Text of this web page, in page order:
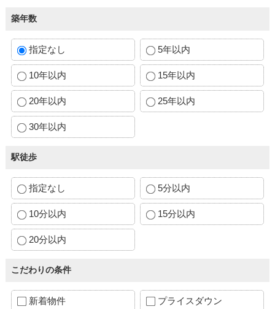
築年数
指定なし 5年以内
10年以内 15年以内
20年以内 25年以内
30年以内
駅徒歩
指定なし 5分以内
10分以内 15分以内
20分以内
こだわりの条件
新着物件 プライスダウン